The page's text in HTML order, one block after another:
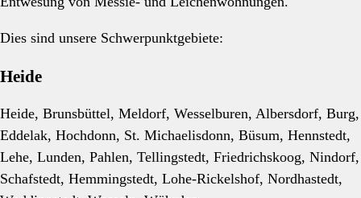
Dies sind unsere Schwerpunktgebiete:
Heide
Heide, Brunsbüttel, Meldorf, Wesselburen, Albersdorf, Burg,
Eddelak, Hochdonn, St. Michaelisdonn, Büsum, Hennstedt,
Lehe, Lunden, Pahlen, Tellingstedt, Friedrichskoog, Nindorf,
Schafstedt, Hemmingstedt, Lohe-Rickelshof, Nordhastedt,